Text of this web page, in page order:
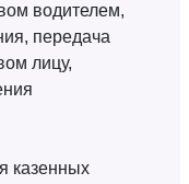
водителем,
передача
лицу,
казенных